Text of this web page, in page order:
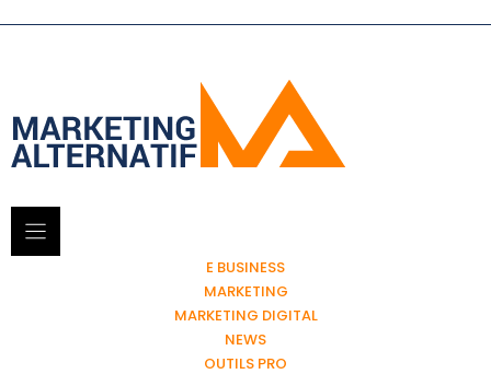
E BUSINESS
MARKETING
MARKETING DIGITAL
NEWS
OUTILS PRO